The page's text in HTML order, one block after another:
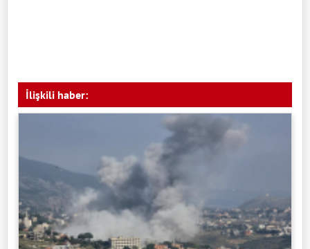
İlişkili haber: